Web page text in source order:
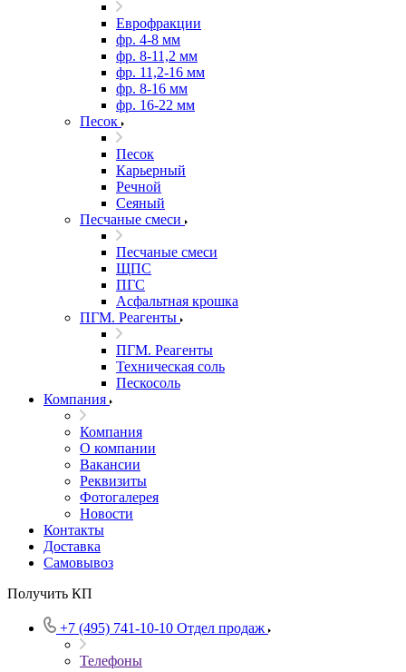
Еврофракции
фр. 4-8 мм
фр. 8-11,2 мм
фр. 11,2-16 мм
фр. 8-16 мм
фр. 16-22 мм
Песок
Песок
Карьерный
Речной
Сеяный
Песчаные смеси
Песчаные смеси
ЩПС
ПГС
Асфальтная крошка
ПГМ. Реагенты
ПГМ. Реагенты
Техническая соль
Пескосоль
Компания
Компания
О компании
Вакансии
Реквизиты
Фотогалерея
Новости
Контакты
Доставка
Самовывоз
Получить КП
+7 (495) 741-10-10 Отдел продаж
Телефоны